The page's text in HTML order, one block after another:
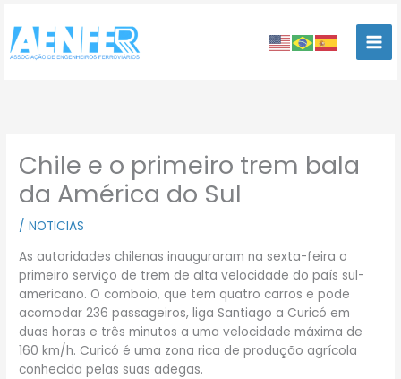
para
conteúdo
Chile e o primeiro trem bala
da América do Sul
/NOTICIAS
As autoridades chilenas inauguraram na sexta-feira o
primeiro serviço de trem de alta velocidade do país sul-
americano. O comboio, que tem quatro carros e pode
acomodar 236 passageiros, liga Santiago a Curicó em
duas horas e três minutos a uma velocidade máxima de
160 km/h. Curicó é uma zona rica de produção agrícola
conhecida pelas suas adegas.